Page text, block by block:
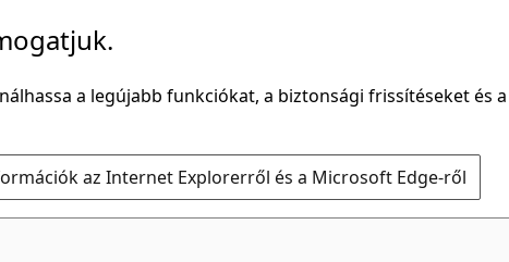
a legújabb funkciókat, a biztonsági frissítéseket és a
az Internet Explorerről és a Microsoft Edge-ről